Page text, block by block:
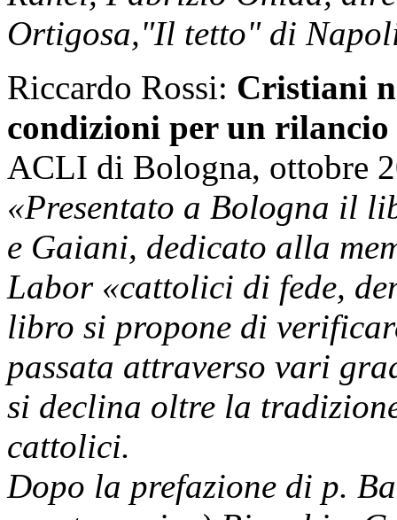
Ortigosa,"Il tetto" di
Riccardo Rossi: Cristiani
condizioni per un rilancio
ACLI di Bologna, ottobre
«Presentato a Bologna il
e Gaiani, dedicato alla
Labor «cattolici di fede,
libro si propone di
passata attraverso vari
si declina oltre la
cattolici.
Dopo la prefazione di p.